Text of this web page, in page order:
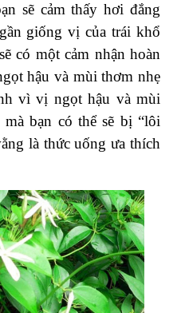
sẽ cảm thấy hơi đắng
giống vị của trái khổ
có một cảm nhận hoàn
hậu và mùi thơm nhẹ
vì vị ngọt hậu và mùi
bạn có thể sẽ bị “lôi
là thức uống ưa thích